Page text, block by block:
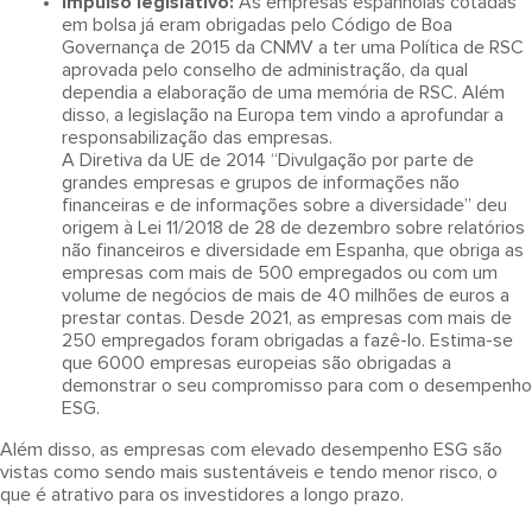
em bolsa já eram obrigadas pelo Código de Boa
Governança de 2015 da CNMV a ter uma Política de RSC
aprovada pelo conselho de administração, da qual
dependia a elaboração de uma memória de RSC. Além
disso, a legislação na Europa tem vindo a aprofundar a
responsabilização das empresas.
A Diretiva da UE de 2014 “Divulgação por parte de
grandes empresas e grupos de informações não
financeiras e de informações sobre a diversidade” deu
origem à Lei 11/2018 de 28 de dezembro sobre relatórios
não financeiros e diversidade em Espanha, que obriga as
empresas com mais de 500 empregados ou com um
volume de negócios de mais de 40 milhões de euros a
prestar contas. Desde 2021, as empresas com mais de
250 empregados foram obrigadas a fazê-lo. Estima-se
que 6000 empresas europeias são obrigadas a
demonstrar o seu compromisso para com o desempenho
ESG.
Além disso, as empresas com elevado desempenho ESG são
vistas como sendo mais sustentáveis e tendo menor risco, o
que é atrativo para os investidores a longo prazo.